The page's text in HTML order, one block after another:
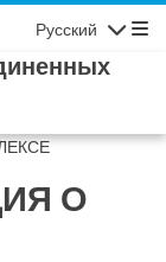
Русский
О